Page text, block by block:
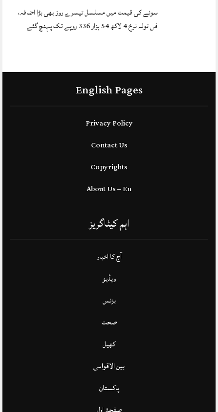
سونے کی قیمت میں مسلسل تیسرے روز بھی بڑا اضافہ،
فی تولہ نرخ 4 لاکھ 54 ہزار 336 روپے تک پہنچ گئے
English Pages
Privacy Policy
Contact Us
Copyrights
About Us – En
اہم کیٹاگریز
آج کا اخبار
ویڈیو
بزنس
صحت
کھیل
بین الاقوامی
پاکستان